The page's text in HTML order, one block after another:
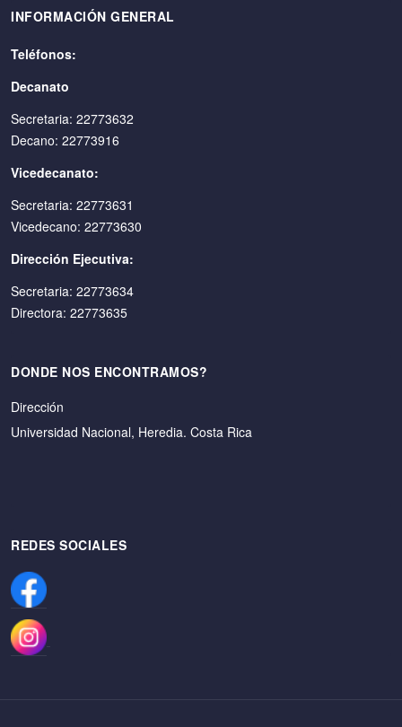
INFORMACIÓN GENERAL
Teléfonos:
Decanato
Secretaria: 22773632
Decano: 22773916
Vicedecanato:
Secretaria: 22773631
Vicedecano: 22773630
Dirección Ejecutiva:
Secretaria: 22773634
Directora: 22773635
DONDE NOS ENCONTRAMOS?
Dirección
Universidad Nacional, Heredia. Costa Rica
REDES SOCIALES